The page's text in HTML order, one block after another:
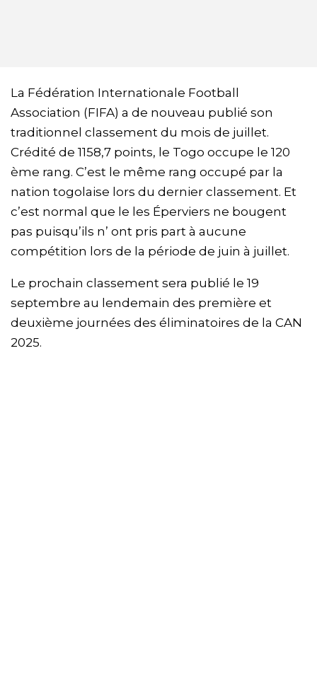
La Fédération Internationale Football
Association (FIFA) a de nouveau publié son
traditionnel classement du mois de juillet.
Crédité de 1158,7 points, le Togo occupe le 120
ème rang. C’est le même rang occupé par la
nation togolaise lors du dernier classement. Et
c’est normal que le les Éperviers ne bougent
pas puisqu’ils n’ ont pris part à aucune
compétition lors de la période de juin à juillet.
Le prochain classement sera publié le 19
septembre au lendemain des première et
deuxième journées des éliminatoires de la CAN
2025.